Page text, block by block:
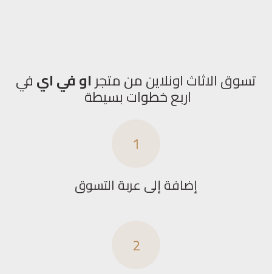
تسوق الاثاث اونلاين من متجراو في ايفي
اربع خطوات بسيطة
2
1
إضافة إلى عربة التسوق